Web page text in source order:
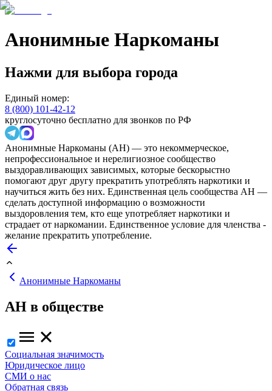
Анонимные Наркоманы
Нажми для выбора города
Единый номер:
8 (800) 101-42-12
круглосуточно бесплатно для звонков по РФ
Анонимные Наркоманы (АН) — это некоммерческое,
непрофессиональное и нерелигиозное сообщество
выздоравливающих зависимых, которые бескорыстно
помогают друг другу прекратить употреблять наркотики и
научиться жить без них. Единственная цель сообщества АН —
сделать доступной информацию о возможности
выздоровления тем, кто еще употребляет наркотики и
страдает от наркомании. Единственное условие для членства -
желание прекратить употребление.
Анонимные Наркоманы
АН в обществе
Социальная значимость
Юридическое лицо
СМИ о нас
Обратная связь